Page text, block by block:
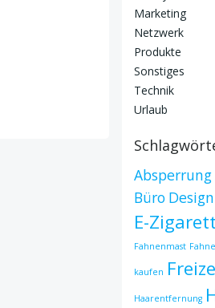
Marketing
Netzwerk
Produkte
Sonstiges
Technik
Urlaub
Absperrung
Büro Design
E-
Fahnenmast
kaufen
Haarentfernung